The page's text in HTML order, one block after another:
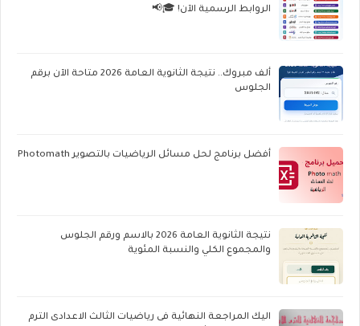
الروابط الرسمية الآن! 🎓📢
ألف مبروك.. نتيجة الثانوية العامة 2026 متاحة الآن برقم
الجلوس
أفضل برنامج لحل مسائل الرياضيات بالتصوير Photomath
نتيجة الثانوية العامة 2026 بالاسم ورقم الجلوس
والمجموع الكلي والنسبة المئوية
اليك المراجعة النهائية فى رياضيات الثالث الاعدادى الترم